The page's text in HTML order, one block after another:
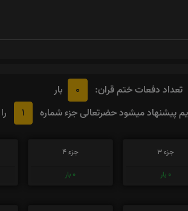
تعداد دفعات ختم قران: 0
بار
پیشنهاد میشود حضرتعالی جزء شماره
1
جزء 3
0 بار
جزء 4
0 بار